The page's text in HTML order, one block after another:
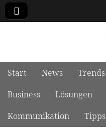
Main menu
Skip to content
Start News Trends
Business
Lösungen
Kommunikation
Tipps